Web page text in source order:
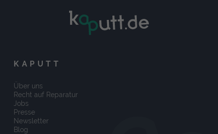
KAPUTT
Über uns
Recht auf Reparatur
Jobs
Presse
Newsletter
Blog